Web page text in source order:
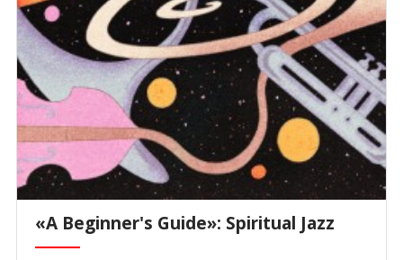
«A Beginner's Guide»: Spiritual Jazz